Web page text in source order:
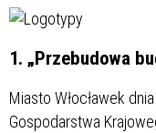
1. „Przebudowa
Miasto Włocławek
Gospodarstwa